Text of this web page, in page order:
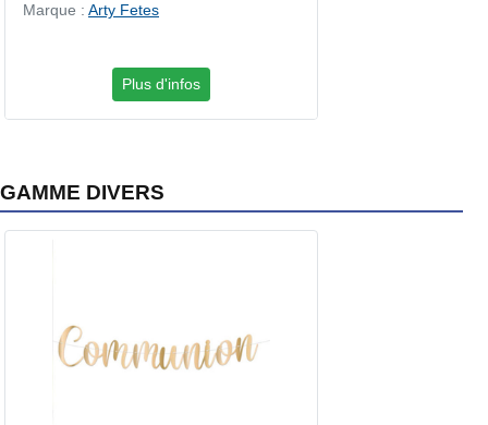
Marque : Arty Fetes
Plus d'infos
GAMME DIVERS